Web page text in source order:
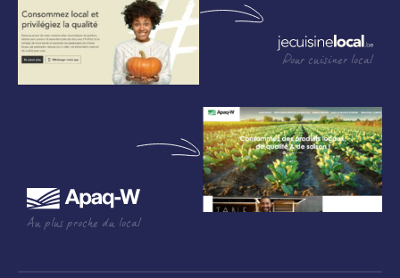
Pour cuisiner local
Au plus proche du local